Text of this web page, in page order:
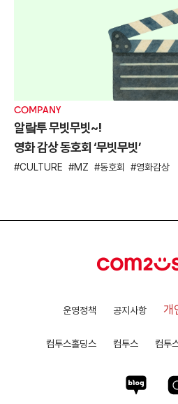
COMPANY
알랔투 무빗무빗~!
영화 감상 동호회 ‘무빗무빗’
CULTURE MZ 동호회 영화감상
운영정책 공지사항 개
컴투스홀딩스 컴투스 컴투